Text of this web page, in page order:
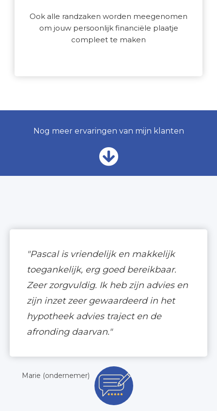
Ook alle randzaken worden meegenomen
om jouw persoonlijk financiële plaatje
compleet te maken
Nog meer ervaringen van mijn klanten
"Pascal is vriendelijk en makkelijk
toegankelijk, erg goed bereikbaar.
Zeer zorgvuldig. Ik heb zijn advies en
zijn inzet zeer gewaardeerd in het
hypotheek advies traject en de
afronding daarvan."
Marie (ondernemer)